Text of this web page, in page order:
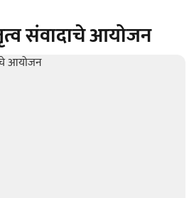
संवादाचे आयोजन